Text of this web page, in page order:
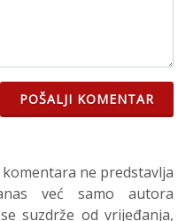
POŠALJI KOMENTAR
ne predstavlja
već samo autora
suzdrže od vrijeđanja,